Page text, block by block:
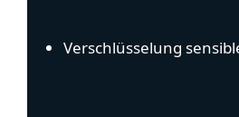
Verschlüsselung